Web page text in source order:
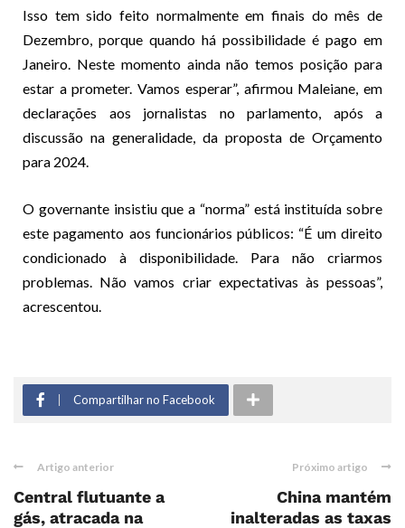
Isso tem sido feito normalmente em finais do mês de
Dezembro, porque quando há possibilidade é pago em
Janeiro. Neste momento ainda não temos posição para
estar a prometer. Vamos esperar”, afirmou Maleiane, em
declarações aos jornalistas no parlamento, após a
discussão na generalidade, da proposta de Orçamento
para 2024.
O governante insistiu que a “norma” está instituída sobre
este pagamento aos funcionários públicos: “É um direito
condicionado à disponibilidade. Para não criarmos
problemas. Não vamos criar expectativas às pessoas”,
acrescentou.
Compartilhar no Facebook
Artigo anterior
Central flutuante a
gás, atracada na
Próximo artigo
China mantém
inalteradas as taxas